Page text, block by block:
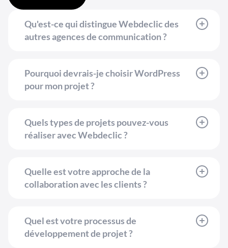
Qu'est-ce qui distingue Webdeclic des
autres agences de communication ?
Pourquoi devrais-je choisir WordPress
pour mon projet ?
Quels types de projets pouvez-vous
réaliser avec Webdeclic ?
Quelle est votre approche de la
collaboration avec les clients ?
Quel est votre processus de
développement de projet ?